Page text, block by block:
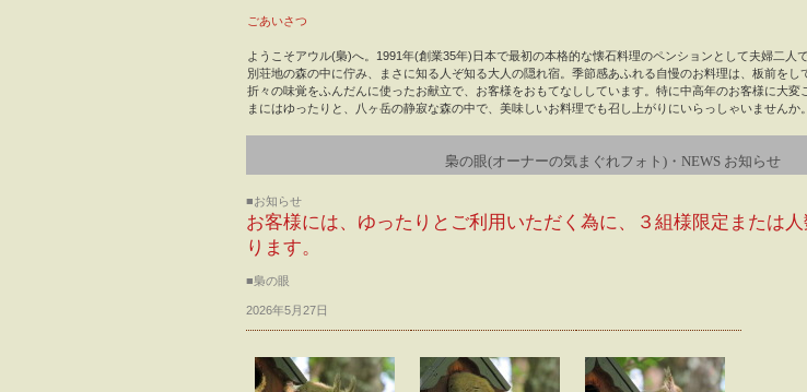
ごあいさつ
ようこそアウル(梟)へ。1991年(創業35年)日本で最初の本格的な懐石料理のペンションとして夫婦二人
別荘地の森の中に佇み、まさに知る人ぞ知る大人の隠れ宿。季節感あふれる自慢のお料理は、板前をし
折々の味覚をふんだんに使ったお献立で、お客様をおもてなししています。特に中高年のお客様に大変
まにはゆったりと、八ヶ岳の静寂な森の中で、美味しいお料理でも召し上がりにいらっしゃいませんか
梟の眼(オーナーの気まぐれフォト)・NEWS お知らせ
■お知らせ
お客様には、ゆったりとご利用いただく為に、３組様限定または
ります。
■梟の眼
2026年5月27日